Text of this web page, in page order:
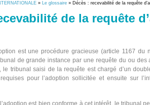
» Le glossaire » Décès : recevabilité de la requête
de la requête
est une procédure gracieuse (article 1167
de grande instance par une requête du ou des
le tribunal saisi de la requête est chargé d’un
pour l’adoption sollicitée et ensuite sur